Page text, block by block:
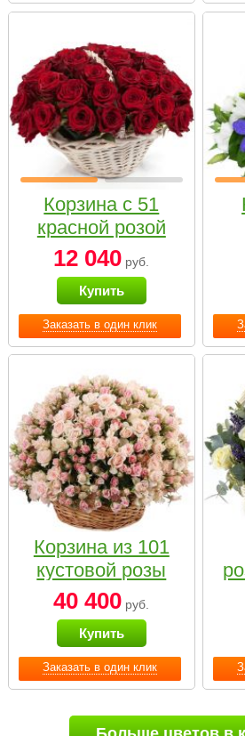
Заказать в один клик
Корзина с 51
красной розой
12 040 руб.
Купить
Заказать в один клик
Корзина из 101
кустовой розы
нежных тонов
40 400 руб.
Купить